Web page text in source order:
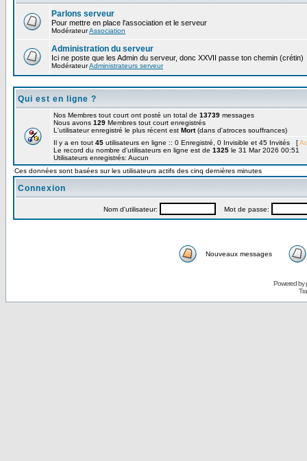
Parlons serveur
Pour mettre en place l'association et le serveur
ModérateurAssociation
Administration du serveur
Ici ne poste que les Admin du serveur, donc XXVII passe ton chemin (crétin)
ModérateurAdministrateurs serveur
Qui est en ligne ?
Nos Membres tout court ont posté un total de 13739 messages
Nous avons 129 Membres tout court enregistrés
L'utilisateur enregistré le plus récent est Mort(dans d'atroces souffrances)
Il y a en tout 45 utilisateurs en ligne :: 0 Enregistré, 0 Invisible et 45 Invités [
Le record du nombre d'utilisateurs en ligne est de 1325 le 31 Mar 2026 00:51
Utilisateurs enregistrés: Aucun
Ces données sont basées sur les utilisateurs actifs des cinq dernières minutes
Connexion
Nom d'utilisateur: Mot de passe:
Nouveaux messages
Powered by